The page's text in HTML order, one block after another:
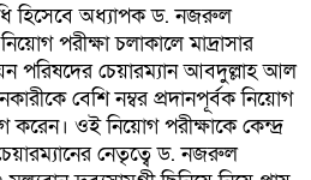
হিসেবে অধ্যাপক ড. নজরুল
পরীক্ষা চলাকালে মাদ্রাসার
পরিষদের চেয়ারম্যান আবদুল্লাহ আল
বেশি নম্বর প্রদানপূর্বক নিয়োগ
করেন। ওই নিয়োগ পরীক্ষাকে কেন্দ্র
নেতৃত্বে ড. নজরুল